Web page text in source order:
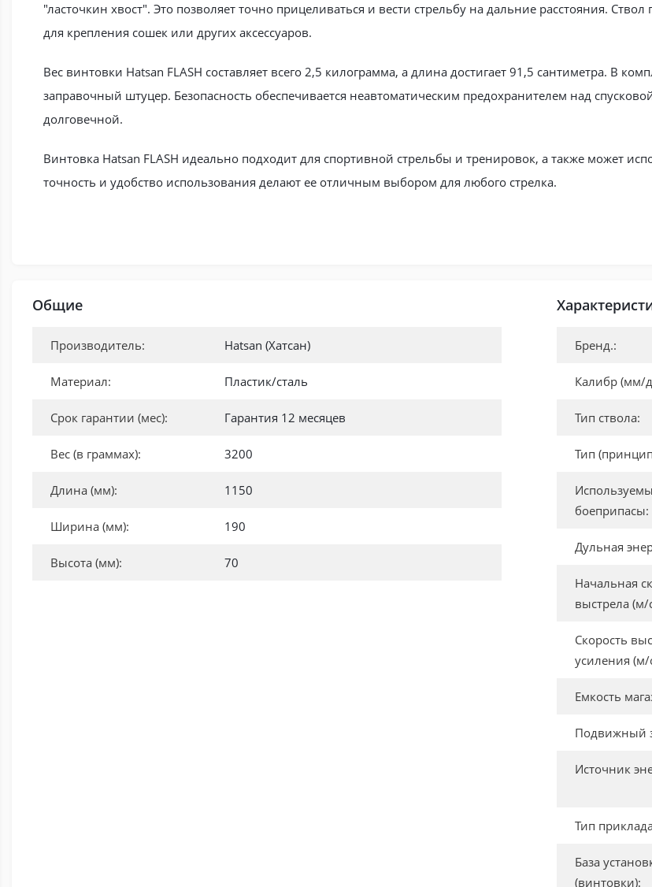
"ласточкин хвост". Это позволяет точно прицеливаться и вести стрельбу на дальние расстояния.
для крепления сошек или других аксессуаров.
Вес винтовки Hatsan FLASH составляет всего 2,5 килограмма, а длина достигает 91,5 сантиметра. В
заправочный штуцер. Безопасность обеспечивается неавтоматическим предохранителем над
долговечной.
Винтовка Hatsan FLASH идеально подходит для спортивной стрельбы и тренировок, а также может
точность и удобство использования делают ее отличным выбором для любого стрелка.
Общие
Производитель: Hatsan (Хатсан)
Материал: Пластик/сталь
Срок гарантии (мес): Гарантия 12 месяцев
Вес (в граммах): 3200
Длина (мм): 1150
Ширина (мм): 190
Высота (мм): 70
Бренд.:
Калибр (мм/
Тип ствола:
Тип
боеприпасы:
Дульная
Начальная
выстрела (м/
Скорость
усиления (м/
Емкость
Подвижный
Источник
Тип
База
(винтовки):